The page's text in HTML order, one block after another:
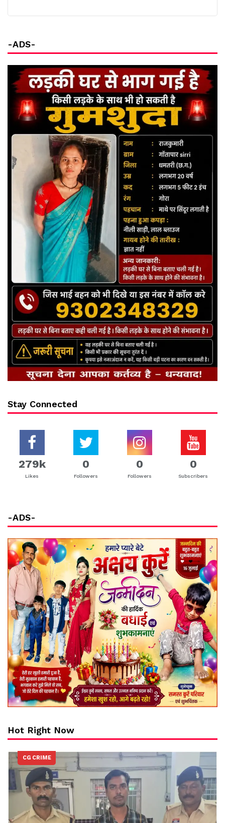
-ADS-
Stay Connected
279k
Likes
0
Followers
0
Followers
0
Subscribers
-ADS-
Hot Right Now
CG CRIME